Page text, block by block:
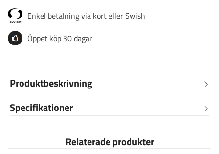
Enkel betalning via kort eller Swish
Öppet köp 30 dagar
Produktbeskrivning
Specifikationer
Relaterade produkter